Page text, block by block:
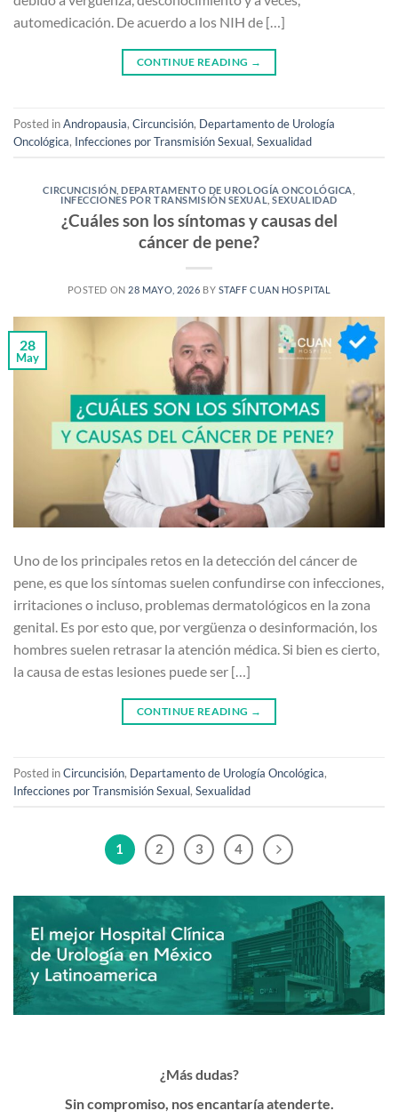
automedicación. De acuerdo a los NIH de […]
CONTINUE READING →
Posted inAndropausia, Circuncisión, Departamento de Urología
Oncológica, Infecciones por Transmisión Sexual, Sexualidad
CIRCUNCISIÓN ,DEPARTAMENTO DE UROLOGÍA ONCOLÓGICA
INFECCIONES POR TRANSMISIÓN SEXUAL ,SEXUALIDAD
¿Cuáles son los síntomas y causas del
cáncer de pene?
POSTED ON 28 MAYO, 2026 BY STAFF CUAN HOSPITAL
28
May
Uno de los principales retos en la detección del cáncer de
pene, es que los síntomas suelen confundirse con infecciones,
irritaciones o incluso, problemas dermatológicos en la zona
genital. Es por esto que, por vergüenza o desinformación, los
hombres suelen retrasar la atención médica. Si bien es cierto,
la causa de estas lesiones puede ser […]
CONTINUE READING →
Posted inCircuncisión, Departamento de Urología Oncológica,
Infecciones por Transmisión Sexual, Sexualidad
1 2 3 4
¿Más dudas?
Sin compromiso, nos encantaría atenderte.